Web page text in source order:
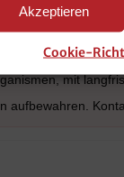
Akzeptieren
Cookie-
entzündbar.
mit
aufbewahren.